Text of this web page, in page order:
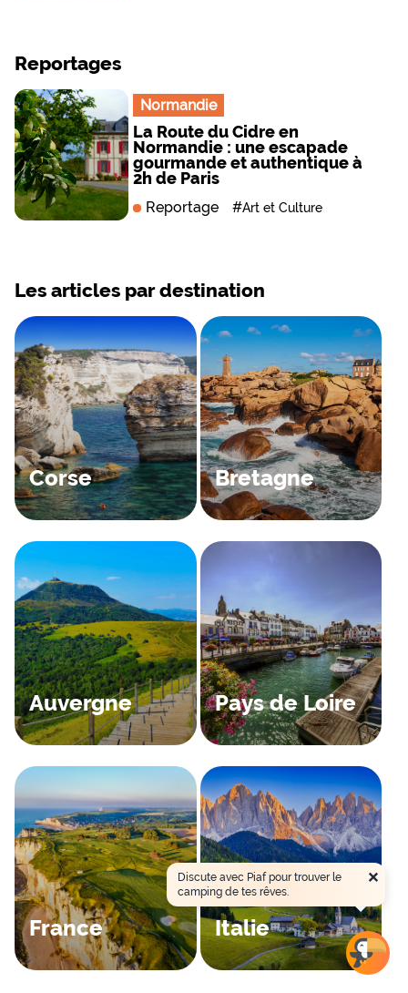
Reportages
Normandie
La Route du Cidre en
Normandie : une escapade
gourmande et authentique à
2h de Paris
Reportage #Art et Culture
Les articles par destination
Corse Bretagne
Auvergne Pays de Loire
France Italie
×
Discute avec Piaf pour trouver le
camping de tes rêves.